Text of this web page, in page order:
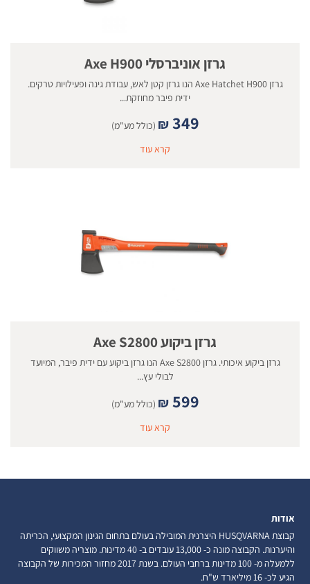
גרזן אוניברסלי Axe H900
גרזן Axe Hatchet H900 הנו גרזן קטן לאש, עבודת גינה ופעילויות טרקים.
ידית פיבר מחוזקת...
₪ 349
(כולל מע"מ)
קרא עוד
גרזן ביקוע Axe S2800
גרזן ביקוע איכותי. גרזן Axe S2800 הנו גרזן ביקוע עם ידית פיבר, המיועד
לבולי עץ...
₪ 599
(כולל מע"מ)
קרא עוד
אודות
קבוצת HUSQVARNA היצרנית המובילה בעולם בתחום הגינון המקצועי, הכריתה
והיערנות. הקבוצה מונה כ- 13,000 עובדים ב- 40 מדינות. מוצריה משווקים
ללמעלה מ- 100 מדינות ברחבי העולם. בשנת 2017 מחזור המכירות של הקבוצה
הגיע לכ- 16 מיליארד ש"ח.